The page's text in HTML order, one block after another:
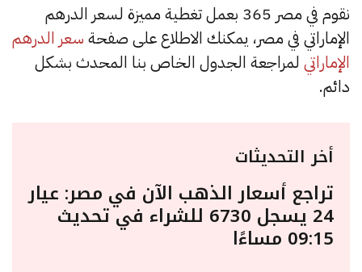
نقوم في مصر 365 بعمل تغطية مميزة لسعر الدرهم
الإماراتي في مصر، يمكنك الاطلاع على صفحة سعر الدرهم
الإماراتي لمراجعة الجدول الخاص بنا المحدث بشكل
دائم.
أخر التحديثات
تراجع أسعار الذهب الآن في مصر: عيار
24 يسجل 6730 للشراء في تحديث
09:15 مساءًا